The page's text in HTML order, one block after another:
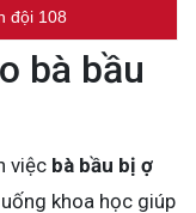
đội 108
bà bầu
việc bà bầu bị ợ
khoa học giúp